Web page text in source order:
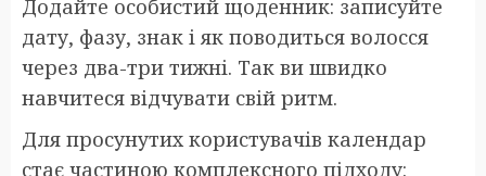
Додайте особистий щоденник: записуйте
дату, фазу, знак і як поводиться волосся
через два-три тижні. Так ви швидко
навчитеся відчувати свій ритм.
Для просунутих користувачів календар
стає частиною комплексного підходу: